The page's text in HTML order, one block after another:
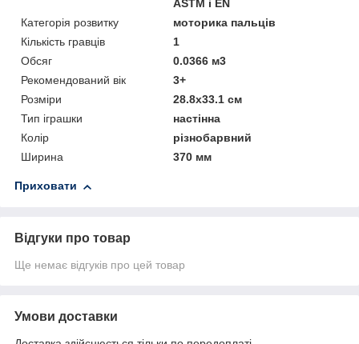
ASTM і EN
Категорія розвитку
моторика пальців
Кількість гравців
1
Обсяг
0.0366 м3
Рекомендований вік
3+
Розміри
28.8x33.1 см
Тип іграшки
настінна
Колір
різнобарвний
Ширина
370 мм
Приховати
Відгуки про товар
Ще немає відгуків про цей товар
Умови доставки